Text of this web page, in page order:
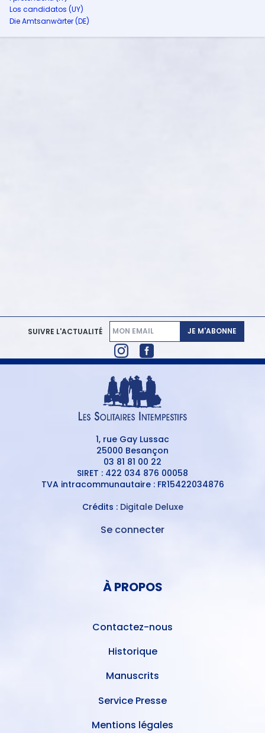
Los candidatos (UY)
Die Amtsanwärter (DE)
SUIVRE L'ACTUALITÉ JE M'ABONNE
1, rue Gay Lussac
25000 Besançon
03 81 81 00 22
SIRET : 422 034 876 00058
TVA intracommunautaire : FR15422034876
Crédits : Digitale Deluxe
Se connecter
À PROPOS
Contactez-nous
Historique
Manuscrits
Service Presse
Mentions légales